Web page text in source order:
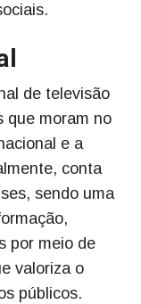
de televisão
que moram no
e a
conta
sendo uma
por meio de
valoriza o
públicos.